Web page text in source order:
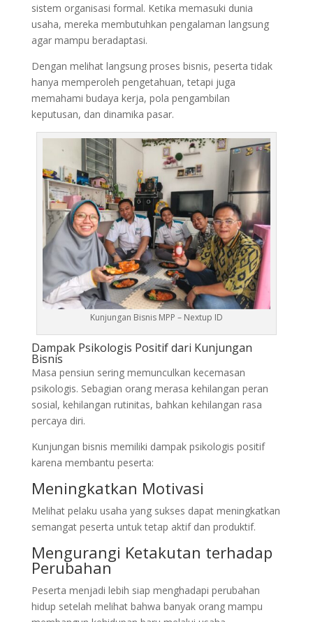
sistem organisasi formal. Ketika memasuki dunia
usaha, mereka membutuhkan pengalaman langsung
agar mampu beradaptasi.
Dengan melihat langsung proses bisnis, peserta tidak
hanya memperoleh pengetahuan, tetapi juga
memahami budaya kerja, pola pengambilan
keputusan, dan dinamika pasar.
Kunjungan Bisnis MPP – Nextup ID
Dampak Psikologis Positif dari Kunjungan
Bisnis
Masa pensiun sering memunculkan kecemasan
psikologis. Sebagian orang merasa kehilangan peran
sosial, kehilangan rutinitas, bahkan kehilangan rasa
percaya diri.
Kunjungan bisnis memiliki dampak psikologis positif
karena membantu peserta:
Meningkatkan Motivasi
Melihat pelaku usaha yang sukses dapat meningkatkan
semangat peserta untuk tetap aktif dan produktif.
Mengurangi Ketakutan terhadap
Perubahan
Peserta menjadi lebih siap menghadapi perubahan
hidup setelah melihat bahwa banyak orang mampu